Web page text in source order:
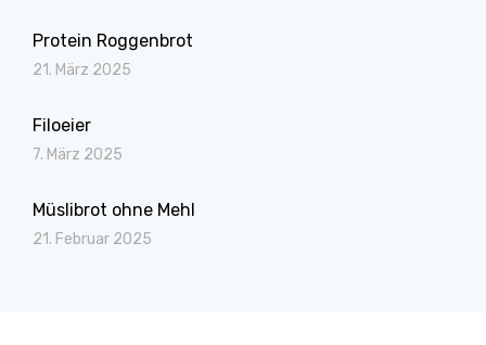
Protein Roggenbrot
21. März 2025
Filoeier
7. März 2025
Müslibrot ohne Mehl
21. Februar 2025